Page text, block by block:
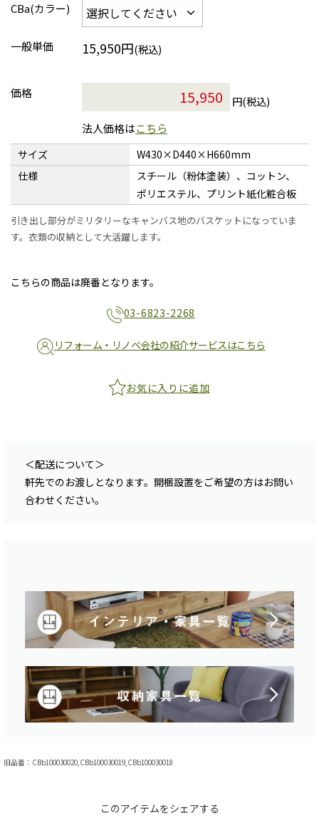
CBa(カラー)
一般単価 15,950円(税込)
価格
円(税込)
法人価格はこちら
サイズ
W430×D440×H660mm
仕様
スチール（粉体塗装）、コットン、
ポリエステル、プリント紙化粧合板
引き出し部分がミリタリーなキャンバス地のバスケットになっていま
す。衣類の収納として大活躍します。
こちらの商品は廃番となります。
03-6823-2268
リフォーム・リノベ会社の紹介サービスはこちら
お気に入りに追加
＜配送について＞
軒先でのお渡しとなります。開梱設置をご希望の方はお問い
合わせください。
旧品番：CBb100030020,CBb100030019,CBb100030018
このアイテムをシェアする